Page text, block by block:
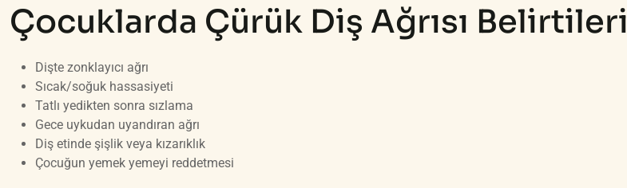
Çocuklarda Çürük Diş Ağrısı Belirtileri
Dişte zonklayıcı ağrı
Sıcak/soğuk hassasiyeti
Tatlı yedikten sonra sızlama
Gece uykudan uyandıran ağrı
Diş etinde şişlik veya kızarıklık
Çocuğun yemek yemeyi reddetmesi